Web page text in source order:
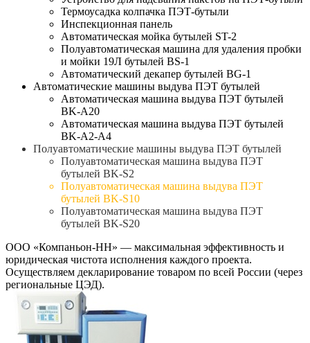
Термоусадка колпачка ПЭТ-бутыли
Инспекционная панель
Автоматическая мойка бутылей ST-2
Полуавтоматическая машина для удаления пробки
и мойки 19Л бутылей BS-1
Автоматический декапер бутылей BG-1
Автоматические машины выдува ПЭТ бутылей
Автоматическая машина выдува ПЭТ бутылей
BK-A20
Автоматическая машина выдува ПЭТ бутылей
BK-A2-A4
Полуавтоматические машины выдува ПЭТ бутылей
Полуавтоматическая машина выдува ПЭТ
бутылей BK-S2
Полуавтоматическая машина выдува ПЭТ
бутылей BK-S10
Полуавтоматическая машина выдува ПЭТ
бутылей BK-S20
ООО «Компаньон-НН» — максимальная эффективность и
юридическая чистота исполнения каждого проекта.
Осуществляем декларирование товаром по всей России (через
региональные ЦЭД).